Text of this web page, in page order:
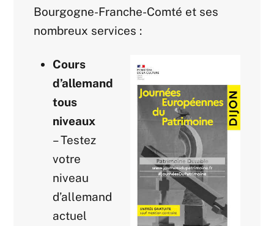
Bourgogne-Franche-Comté et ses
nombreux services :
Cours
d’allemand
tous
niveaux
– Testez
votre
niveau
d’allemand
actuel